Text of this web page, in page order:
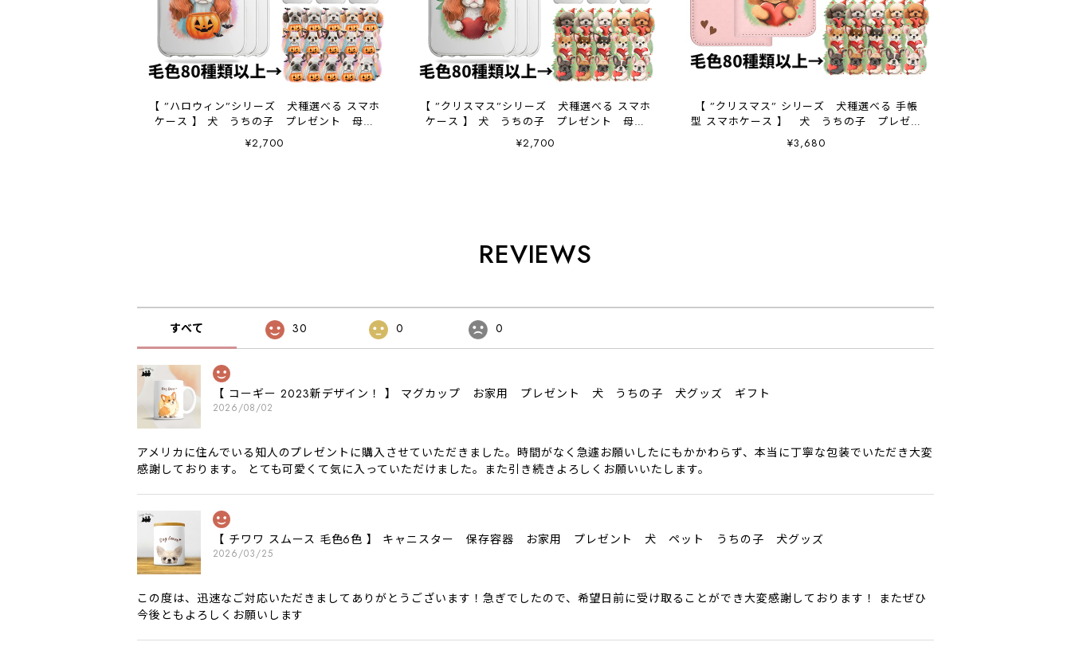
【 ”ハロウィン”シリーズ 犬種選べる スマホ
ケース 】 犬 うちの子 プレゼント 母の
日 Android対応
¥2,700
【 ”クリスマス”シリーズ 犬種選べる スマホ
ケース 】 犬 うちの子 プレゼント 母の
日 Android対応
¥2,700
【 ”クリスマス” シリーズ 犬種選べる 手帳
型 スマホケース 】 犬 うちの子 プレゼン
ト Android対応
¥3,680
REVIEWS
すべて 30 0 0
【 コーギー 2023新デザイン！ 】 マグカップ お家用 プレゼント 犬 うちの子 犬グッズ ギフト
2026/08/02
アメリカに住んでいる知人のプレゼントに購入させていただきました。時間がなく急遽お願いしたにもかかわらず、本当に丁寧な包装でいただき大変
感謝しております。 とても可愛くて気に入っていただけました。また引き続きよろしくお願いいたします。
【 チワワ スムース 毛色6色 】 キャニスター 保存容器 お家用 プレゼント 犬 ペット うちの子 犬グッズ
2026/03/25
この度は、迅速なご対応いただきましてありがとうございます！急ぎでしたので、希望日前に受け取ることができ大変感謝しております！ またぜひ
今後ともよろしくお願いします